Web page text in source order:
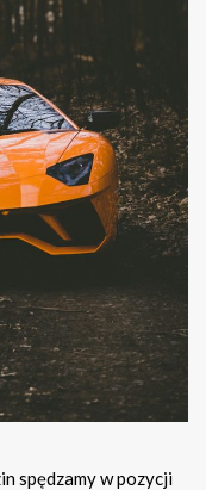
spędzamy w pozycji